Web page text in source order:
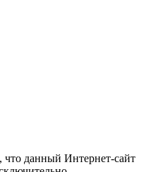
данный Интернет-сайт